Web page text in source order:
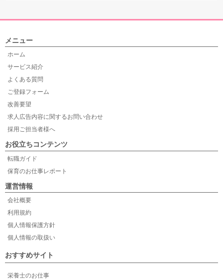
メニュー
ホーム
サービス紹介
よくある質問
ご登録フォーム
改善要望
求人広告内容に関するお問い合わせ
採用ご担当者様へ
お役立ちコンテンツ
転職ガイド
保育のお仕事レポート
運営情報
会社概要
利用規約
個人情報保護方針
個人情報の取扱い
おすすめサイト
栄養士のお仕事